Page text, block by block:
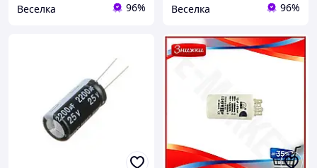
Веселка 96% Веселка 96%